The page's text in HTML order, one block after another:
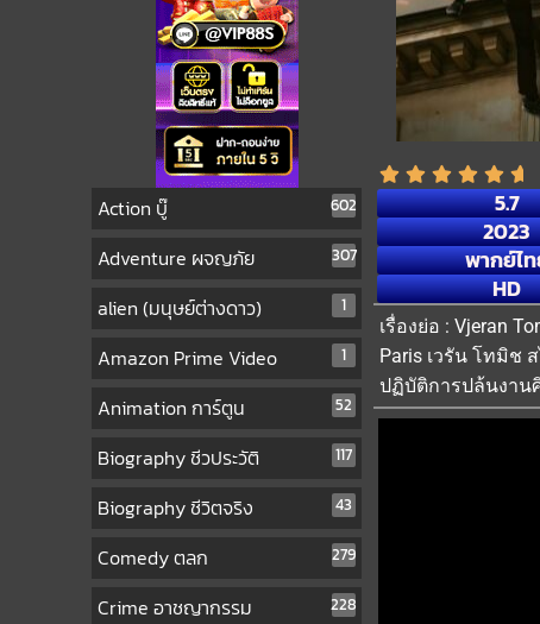
Action บู๊ 602
Adventure ผจญภัย 307
alien (มนุษย์ต่างดาว) 1
Amazon Prime Video 1
Animation การ์ตูน 52
Biography ชีวประวัติ 117
Biography ชีวิตจริง 43
Comedy ตลก 279
Crime อาชญากรรม 228
5.7
2023
พากย์ไ
HD
เรื่องย่อ : Vjeran
Paris เวรัน โทมิช
ปฏิบัติการปล้นงาน